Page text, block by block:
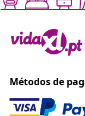
Métodos de